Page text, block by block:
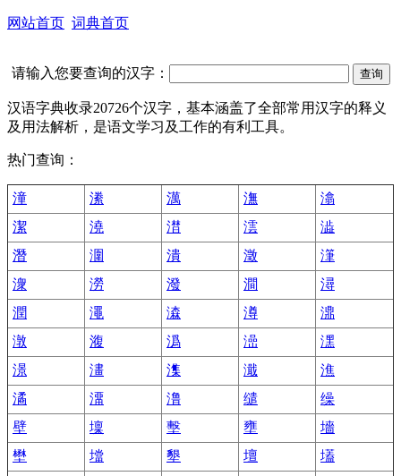
网站首页 词典首页
请输入您要查询的汉字：
汉语字典收录20726个汉字，基本涵盖了全部常用汉字的释义
及用法解析，是语文学习及工作的有利工具。
热门查询：
潼 潫 澫 潕
潝
潔
澆 澘 澐
澁
潛
潿 潰 澂
潷
潨
澇 潑 澗
潯
潤
澠 潹 澊
濎
潡
澓 潙 澏
潶
澋
澅 潗 濈
潐
潏
澑 澛 缱
缲
壁
壈 墼 壅
墻
壄
壋 墾 壇
壒